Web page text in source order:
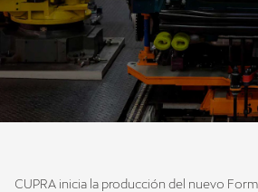
CUPRA inicia la producción del nuevo